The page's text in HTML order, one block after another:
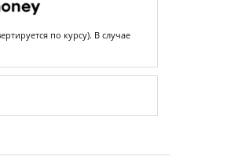
по курсу). В случае